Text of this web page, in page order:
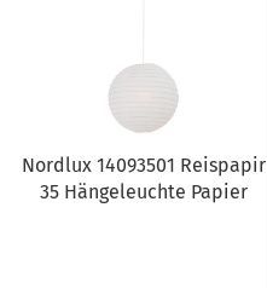
Nordlux 14093501 Reispapir
35 Hängeleuchte Papier